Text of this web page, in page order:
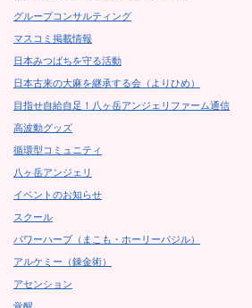
グループコンサルティング
マスコミ掲載情報
日本みつばちを守る活動
日本古来の大麻を継承する会（よりひめ）
目指せ自給自足！八ヶ岳アンジェリファーム通信
高波動グッズ
循環型コミュニティ
八ヶ岳アンジェリ
イベントのお知らせ
スクール
パワーハーブ（まこも・ホーリーバジル）
アルケミー（錬金術）
アセンション
覚醒